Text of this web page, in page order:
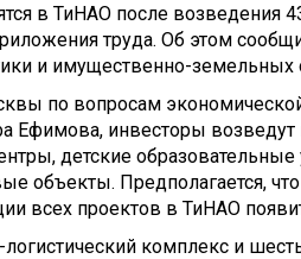
в ТиНАО после возведения
труда. Об этом
и имущественно-земельных
по вопросам
Ефимова, инвесторы
детские
объекты. Предполагается,
всех проектов в ТиНАО
комплекс и